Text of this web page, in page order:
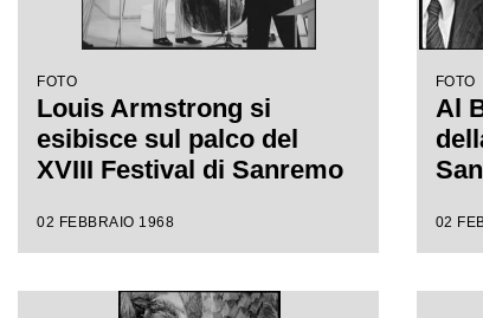
FOTO
Louis Armstrong si
esibisce sul palco del
XVIII Festival di Sanremo
02 FEBBRAIO 1968
FOTO
Al
02